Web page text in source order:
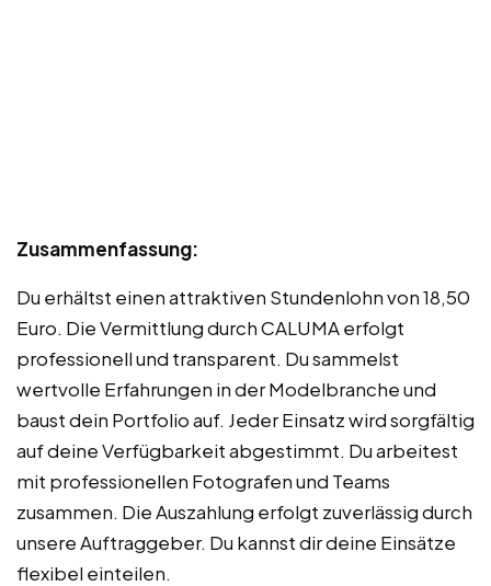
Zusammenfassung:
Du erhältst einen attraktiven Stundenlohn von 18,50
Euro. Die Vermittlung durch CALUMA erfolgt
professionell und transparent. Du sammelst
wertvolle Erfahrungen in der Modelbranche und
baust dein Portfolio auf. Jeder Einsatz wird sorgfältig
auf deine Verfügbarkeit abgestimmt. Du arbeitest
mit professionellen Fotografen und Teams
zusammen. Die Auszahlung erfolgt zuverlässig durch
unsere Auftraggeber. Du kannst dir deine Einsätze
flexibel einteilen.